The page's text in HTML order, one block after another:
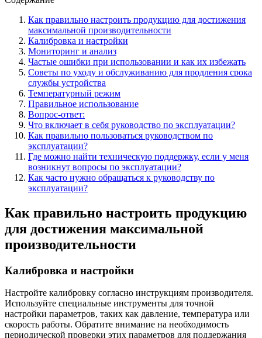
Как правильно настроить продукцию для достижения
максимальной производительности
Калибровка и настройки
Мониторинг и анализ
Частые ошибки при использовании и как их избежать
Советы по уходу и обслуживанию для продления срока
службы устройства
Температурный режим
Правильное использование
Вопрос-ответ:
Что включает в себя руководство по эксплуатации?
Как правильно пользоваться руководством по
эксплуатации?
Где можно найти техническую поддержку, если у меня
возникнут вопросы по эксплуатации?
Как часто нужно обращаться к руководству по
эксплуатации?
Как правильно настроить продукцию
для достижения максимальной
производительности
Калибровка и настройки
Настройте калибровку согласно инструкциям производителя.
Используйте специальные инструменты для точной
настройки параметров, таких как давление, температура или
скорость работы. Обратите внимание на необходимость
периодической проверки этих параметров для поддержания